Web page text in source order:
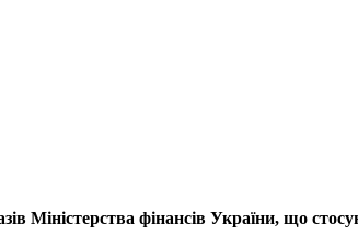
Міністерства фінансів України, що